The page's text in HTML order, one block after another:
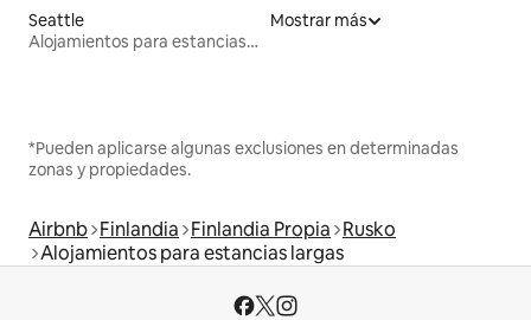
Seattle
Alojamientos para estancias largas
Mostrar más
*Pueden aplicarse algunas exclusiones en determinadas
zonas y propiedades.
Airbnb Finlandia Finlandia Propia Rusko
Alojamientos para estancias largas